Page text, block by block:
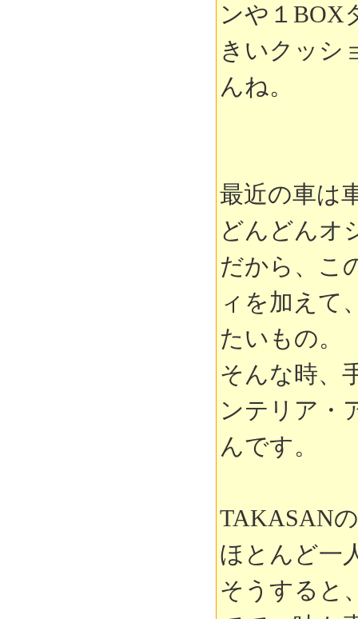
ンや１BOX
きいクッシ
んね。
最近の車は
どんどんオ
だから、こ
ィを加えて
たいもの。
そんな時、
ンテリア・
んです。
TAKASAN
ほとんど一
そうすると